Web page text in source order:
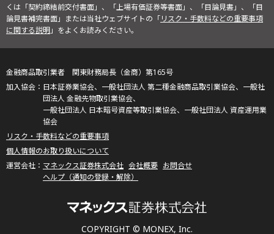
くは「契約締結前交付書面」、「上場有価証券等書面」、「目論見書」、「目
論見書補完書面」または当社ウェブサイトの「リスク・手数料などの重要事項
に関する説明」をよくお読みください。
COPYRIGHT © MONEX, Inc.
金融商品取引業者 関東財務局長（金商）第165号
日本証券業協会、一般社団法人 第二種金融商品取引業協会、一般社
団法人 金融先物取引業協会、
一般社団法人 日本暗号資産等取引業協会、一般社団法人 資産運用業
協会
リスク・手数料などの重要事項
個人情報のお取り扱いについて
マネックス証券株式会社 会社概要 お問合せ
ヘルプ（通知の登録・解除）